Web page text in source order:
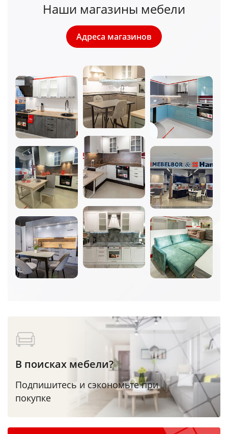
Наши магазины мебели
Адреса магазинов
В поисках мебели?
Подпишитесь и сэкономьте при
покупке